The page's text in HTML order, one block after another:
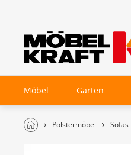
Möbel Garten
Polstermöbel Sofas